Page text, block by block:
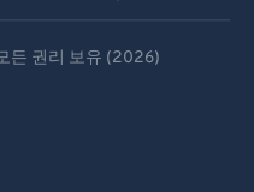
든 권리 보유 (2026)